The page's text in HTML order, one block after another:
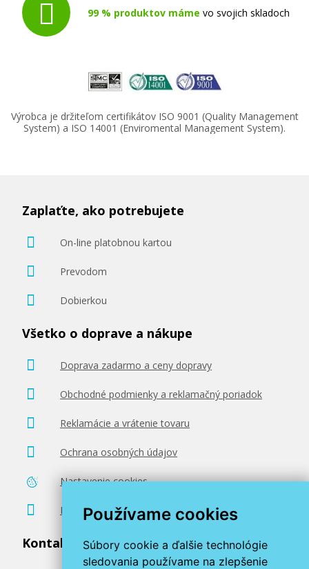
Používame cookies
Súbory cookie a ďalšie technológie
sledovania používame na zlepšenie
99 % produktov máme vo svojich skladoch
Výrobca je držiteľom certifikátov ISO 9001 (Quality Management
System) a ISO 14001 (Enviromental Management System).
Zaplaťte, ako potrebujete
On-line platobnou kartou
Prevodom
Dobierkou
Všetko o doprave a nákupe
Doprava zadarmo a ceny dopravy
Obchodné podmienky a reklamačný poriadok
Reklamácie a vrátenie tovaru
Ochrana osobných údajov
Nastavenie cookies
Poradenstvo zadarmo
Kontaktujte nás